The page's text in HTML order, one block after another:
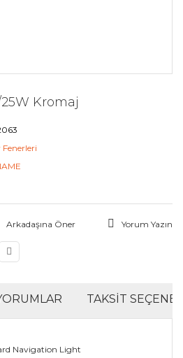
Kromaj
Fenerleri
Arkadaşına Öner Yorum Yazın
TAKSIT
Navigation Light